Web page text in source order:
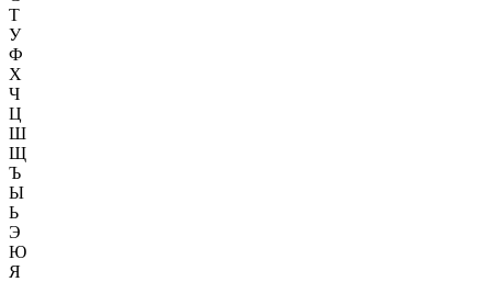
Т
У
Ф
Х
Ч
Ц
Ш
Щ
Ъ
Ы
Ь
Э
Ю
Я